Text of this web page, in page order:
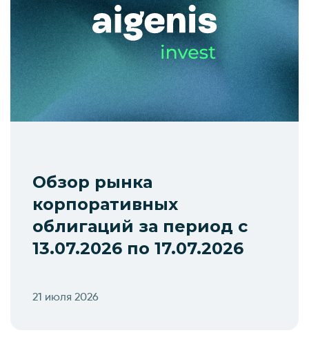
Обзор рынка
корпоративных
облигаций за период с
13.07.2026 по 17.07.2026
21 июля 2026